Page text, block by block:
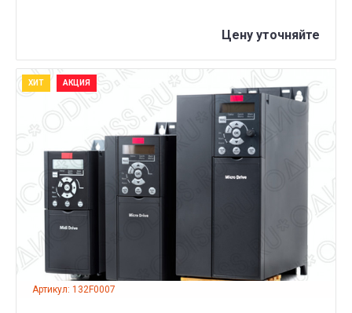
Цену уточняйте
ХИТ АКЦИЯ
Артикул: 132F0007
ПОДРОБНЕЕ